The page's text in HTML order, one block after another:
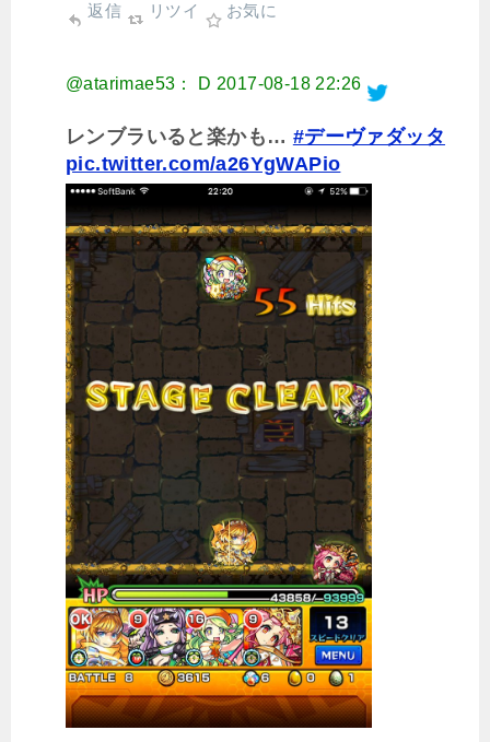
返信 リツイ お気に
@atarimae53： D 2017-08-18 22:26
レンブラいると楽かも… #デーヴァダッタ
pic.twitter.com/a26YgWAPio